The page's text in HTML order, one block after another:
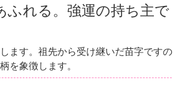
ふれる。強運の持ち主で
ます。祖先から受け継いだ苗字ですの
を象徴します。